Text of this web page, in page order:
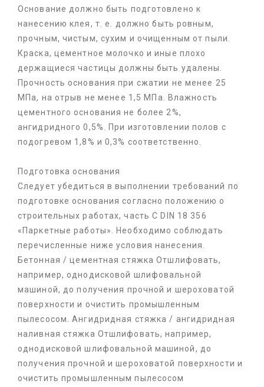
Основание должно быть подготовлено к
нанесению клея, т. е. должно быть ровным,
прочным, чистым, сухим и очищенным от пыли.
Краска, цементное молочко и иные плохо
держащиеся частицы должны быть удалены.
Прочность основания при сжатии не менее 25
МПа, на отрыв не менее 1,5 МПа. Влажность
цементного основания не более 2%,
ангидридного 0,5%. При изготовлении полов с
подогревом 1,8% и 0,3% соответственно.
Подготовка основания
Следует убедиться в выполнении требований по
подготовке основания согласно положению о
строительных работах, часть C DIN 18 356
«Паркетные работы». Необходимо соблюдать
перечисленные ниже условия нанесения.
Бетонная / цементная стяжка Отшлифовать,
например, однодисковой шлифовальной
машиной, до получения прочной и шероховатой
поверхности и очистить промышленным
пылесосом. Ангидридная стяжка / ангидридная
наливная стяжка Отшлифовать, например,
однодисковой шлифовальной машиной, до
получения прочной и шероховатой поверхности и
очистить промышленным пылесосом